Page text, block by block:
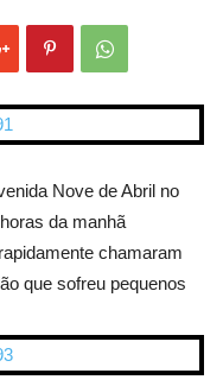
Nove de Abril no
da manhã
chamaram
que sofreu pequenos